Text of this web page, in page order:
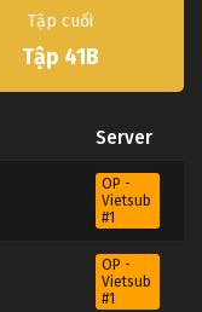
Tập cuối
Tập 41B
Server
OP -
Vietsub
#1
OP -
Vietsub
#1